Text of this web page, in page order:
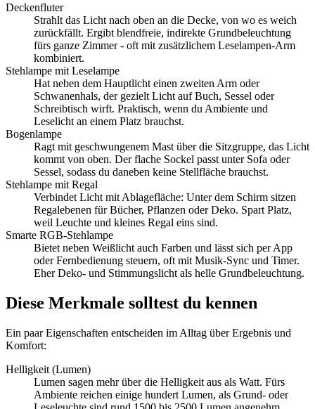
Deckenfluter
Strahlt das Licht nach oben an die Decke, von wo es weich
zurückfällt. Ergibt blendfreie, indirekte Grundbeleuchtung
fürs ganze Zimmer - oft mit zusätzlichem Leselampen-Arm
kombiniert.
Stehlampe mit Leselampe
Hat neben dem Hauptlicht einen zweiten Arm oder
Schwanenhals, der gezielt Licht auf Buch, Sessel oder
Schreibtisch wirft. Praktisch, wenn du Ambiente und
Leselicht an einem Platz brauchst.
Bogenlampe
Ragt mit geschwungenem Mast über die Sitzgruppe, das Licht
kommt von oben. Der flache Sockel passt unter Sofa oder
Sessel, sodass du daneben keine Stellfläche brauchst.
Stehlampe mit Regal
Verbindet Licht mit Ablagefläche: Unter dem Schirm sitzen
Regalebenen für Bücher, Pflanzen oder Deko. Spart Platz,
weil Leuchte und kleines Regal eins sind.
Smarte RGB-Stehlampe
Bietet neben Weißlicht auch Farben und lässt sich per App
oder Fernbedienung steuern, oft mit Musik-Sync und Timer.
Eher Deko- und Stimmungslicht als helle Grundbeleuchtung.
Diese Merkmale solltest du kennen
Ein paar Eigenschaften entscheiden im Alltag über Ergebnis und
Komfort:
Helligkeit (Lumen)
Lumen sagen mehr über die Helligkeit aus als Watt. Fürs
Ambiente reichen einige hundert Lumen, als Grund- oder